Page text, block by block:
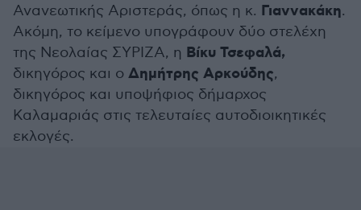
Ανανεωτικής Αριστεράς, όπως η κ. Γιαννακάκη.
Ακόμη, το κείμενο υπογράφουν δύο στελέχη
της Νεολαίας ΣΥΡΙΖΑ, η Βίκυ Τσεφαλά,
δικηγόρος και ο Δημήτρης Αρκούδης,
δικηγόρος και υποψήφιος δήμαρχος
Καλαμαριάς στις τελευταίες αυτοδιοικητικές
εκλογές.